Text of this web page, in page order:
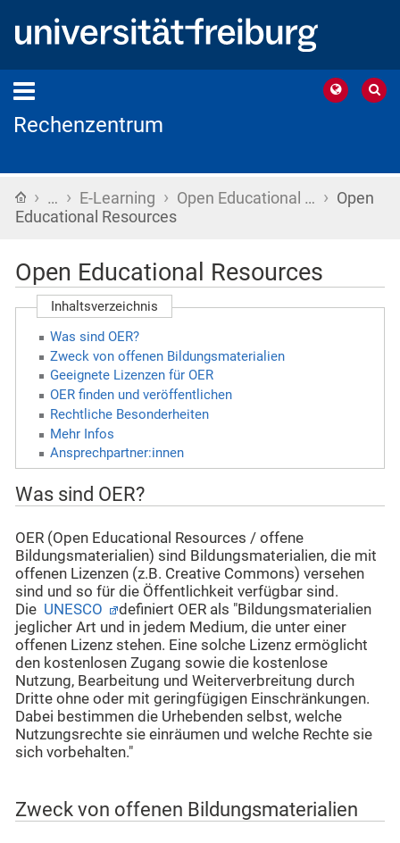
Rechenzentrum
Startseite
› … › E-Learning › Open Educational … › Open
Educational Resources
Open Educational Resources
Inhaltsverzeichnis
Was sind OER?
Zweck von offenen Bildungsmaterialien
Geeignete Lizenzen für OER
OER finden und veröffentlichen
Rechtliche Besonderheiten
Mehr Infos
Ansprechpartner:innen
Was sind OER?
OER (Open Educational Resources / offene
Bildungsmaterialien) sind Bildungsmaterialien, die mit
offenen Lizenzen (z.B. Creative Commons) versehen
sind und so für die Öffentlichkeit verfügbar sind.
Die UNESCO
definiert OER als "Bildungsmaterialien
jeglicher Art und in jedem Medium, die unter einer
offenen Lizenz stehen. Eine solche Lizenz ermöglicht
den kostenlosen Zugang sowie die kostenlose
Nutzung, Bearbeitung und Weiterverbreitung durch
Dritte ohne oder mit geringfügigen Einschränkungen.
Dabei bestimmen die Urhebenden selbst, welche
Nutzungsrechte sie einräumen und welche Rechte sie
sich vorbehalten."
Zweck von offenen Bildungsmaterialien